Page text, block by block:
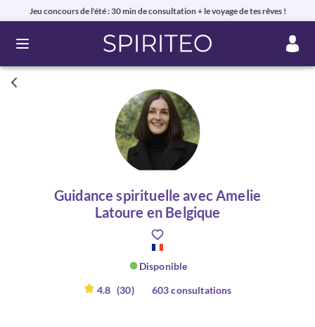
Jeu concours de l'été : 30 min de consultation + le voyage de tes rêves !
Ouvrir le menu
Guidance spirituelle avec Amelie
Latoure en Belgique
Disponible
4.8 (30) 603 consultations